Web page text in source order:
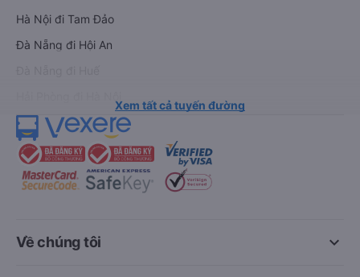
Hà Nội đi Tam Đảo
Đà Nẵng đi Hội An
Xem tất cả tuyến đường
keyboard_arrow_down
Về chúng tôi